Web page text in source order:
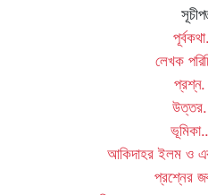
পূর্বকথা
লেখক
প্রশ্ন.
উত্তর.
ভূমিকা..
আকিদাহর ইলম ও
প্রশ্নের